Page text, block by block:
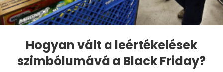
Hogyan vált a leértékelések
szimbólumává a Black Friday?